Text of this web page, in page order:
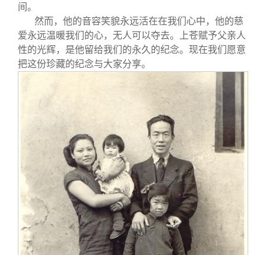
间。
然而，他的音容笑貌永远活在在我们心中，他的慈
爱永远温暖我们的心，无人可以夺去。上苍赋予父亲人
性的光辉，是他留给我们的永久的纪念。现在我们愿意
把这份珍藏的纪念与大家分享。